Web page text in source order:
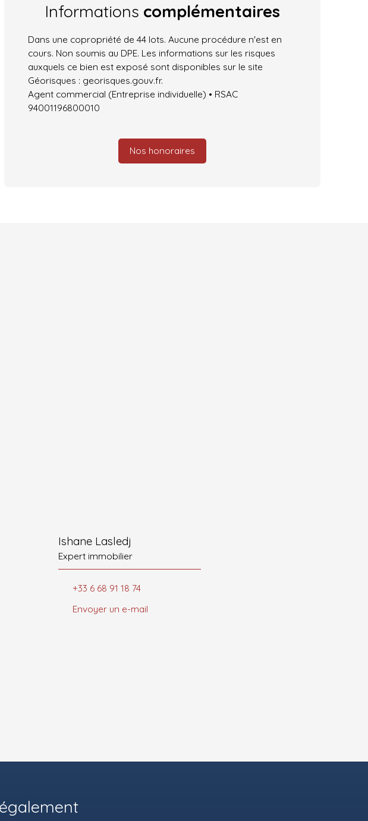
Informations complémentaires
Dans une copropriété de 44 lots. Aucune procédure n'est en
cours. Non soumis au DPE. Les informations sur les risques
auxquels ce bien est exposé sont disponibles sur le site
Géorisques : georisques.gouv.fr.
Agent commercial (Entreprise individuelle) • RSAC
94001196800010
Nos honoraires
Ishane Lasledj
Expert immobilier
+33 6 68 91 18 74
Envoyer un e-mail
également